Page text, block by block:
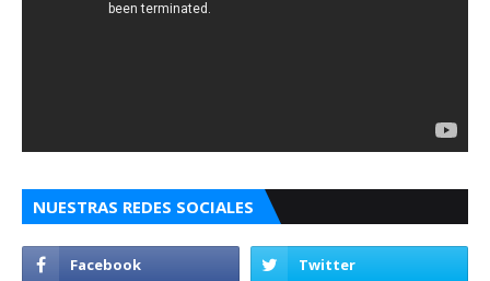
NUESTRAS REDES SOCIALES